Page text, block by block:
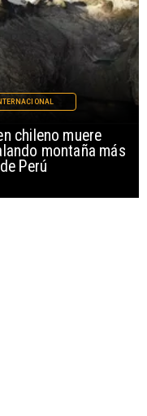
chileno muere
montaña más
Perú